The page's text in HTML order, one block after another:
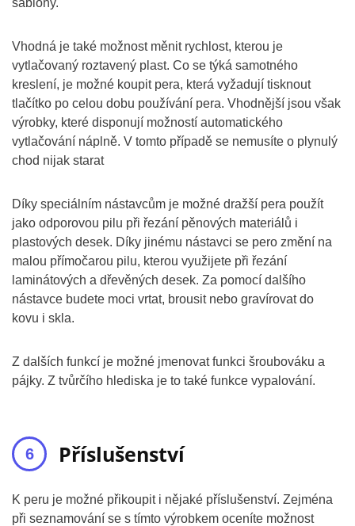
šablony.
Vhodná je také možnost měnit rychlost, kterou je
vytlačovaný roztavený plast. Co se týká samotného
kreslení, je možné koupit pera, která vyžadují tisknout
tlačítko po celou dobu používání pera. Vhodnější jsou však
výrobky, které disponují možností automatického
vytlačování náplně. V tomto případě se nemusíte o plynulý
chod nijak starat
Díky speciálním nástavcům je možné dražší pera použít
jako odporovou pilu při řezání pěnových materiálů i
plastových desek. Díky jinému nástavci se pero změní na
malou přímočarou pilu, kterou využijete při řezání
laminátových a dřevěných desek. Za pomocí dalšího
nástavce budete moci vrtat, brousit nebo gravírovat do
kovu i skla.
Z dalších funkcí je možné jmenovat funkci šroubováku a
pájky. Z tvůrčího hlediska je to také funkce vypalování.
Příslušenství
K peru je možné přikoupit i nějaké příslušenství. Zejména
při seznamování se s tímto výrobkem oceníte možnost